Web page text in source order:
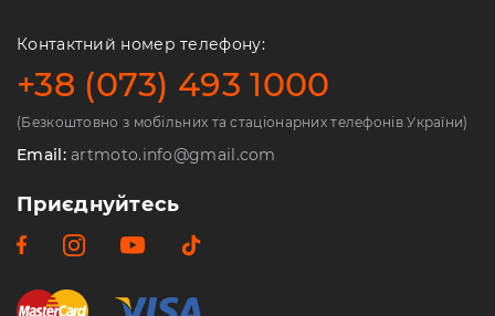
Контактний номер телефону:
+38 (073) 493 1000
(Безкоштовно з мобільних та стаціонарних телефонів України)
Email:artmoto.info@gmail.com
Приєднуйтесь